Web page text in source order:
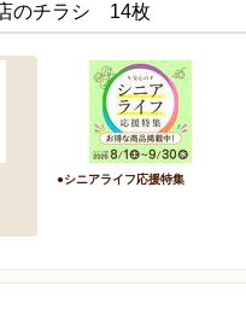
のチラシ 14枚
●シニアライフ応援特集